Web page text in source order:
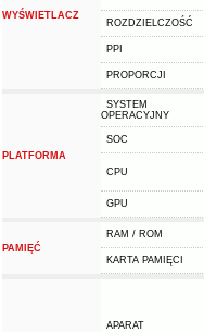
WYŚWIETLACZ
ROZDZIELCZOŚĆ
PPI
PROPORCJI
PLATFORMA
SYSTEM
OPERACYJNY
SOC
CPU
GPU
PAMIĘĆ
RAM / ROM
KARTA PAMIĘCI
APARAT